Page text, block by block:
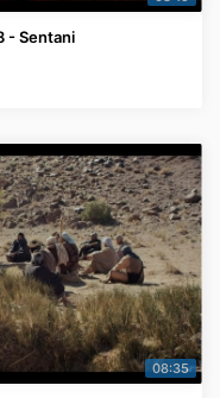
- Sentani
08:35